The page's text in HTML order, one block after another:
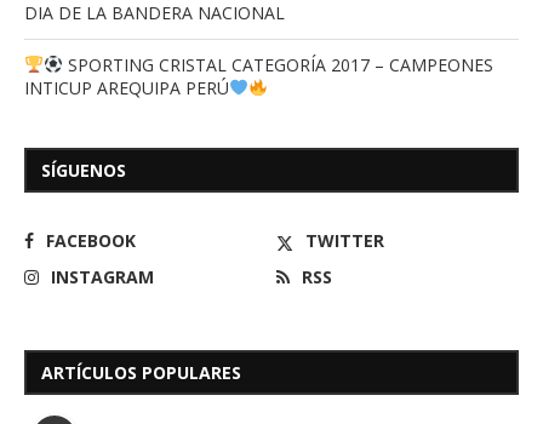
DIA DE LA BANDERA NACIONAL
SPORTING CRISTAL CATEGORÍA 2017 – CAMPEONES
INTICUP AREQUIPA PERÚ
SÍGUENOS
FACEBOOK
TWITTER
INSTAGRAM
RSS
ARTÍCULOS POPULARES